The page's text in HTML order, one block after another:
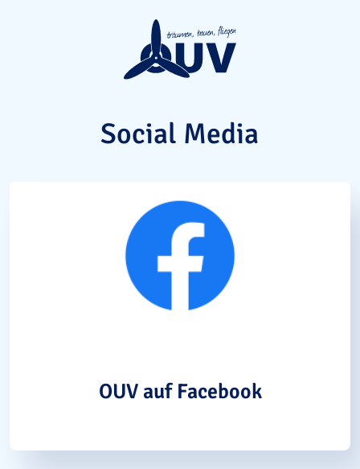
Social Media
OUV auf Facebook